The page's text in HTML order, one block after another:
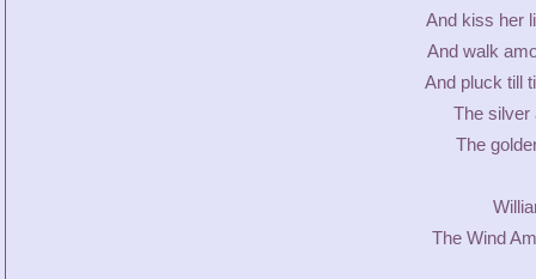
And kiss her
And walk
And pluck till
The silver
The
The Wind